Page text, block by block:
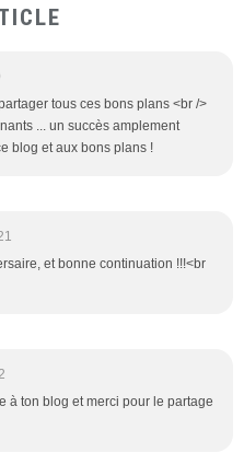
tous ces bons plans <br />
... un succès amplement
blog et aux bons plans !
et bonne continuation !!!<br
à ton blog et merci pour le partage